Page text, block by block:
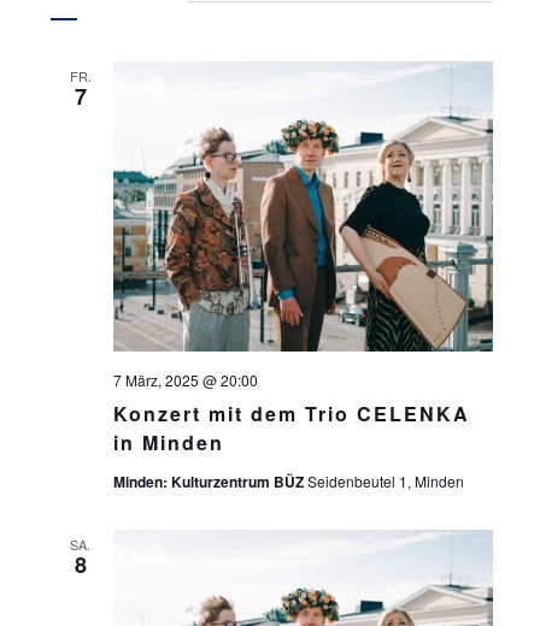
FR.
7
Konzert mit dem Trio CELENKA
in Minden
7 März, 2025 @ 20:00
Minden: Kulturzentrum BÜZSeidenbeutel 1, Minden
SA.
8